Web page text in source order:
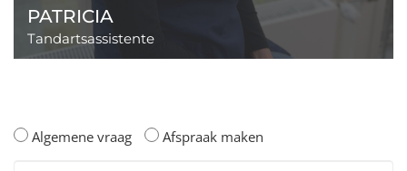
PATRICIA
Tandartsassistente
Algemene vraag Afspraak maken